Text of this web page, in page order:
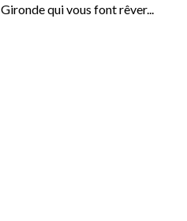
qui vous font rêver...